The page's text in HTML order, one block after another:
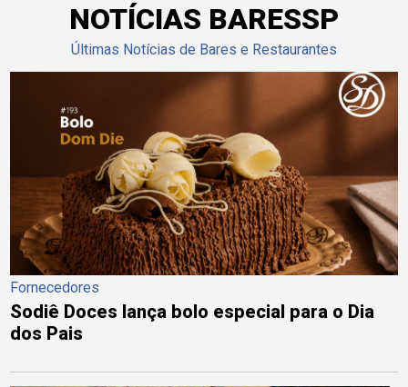
NOTÍCIAS BARESSP
Últimas Notícias de Bares e Restaurantes
Fornecedores
Sodiê Doces lança bolo especial para o Dia
dos Pais